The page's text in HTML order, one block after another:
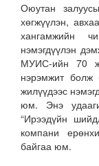
Оюутан
хөгжүүлэн,
хангамжийн
нэмэгдүүлэн
МУИС-ийн 70
нэрэмжит болж
жилүүдээс
юм. Энэ
“Ирээдүйн
компани
байгаа юм.